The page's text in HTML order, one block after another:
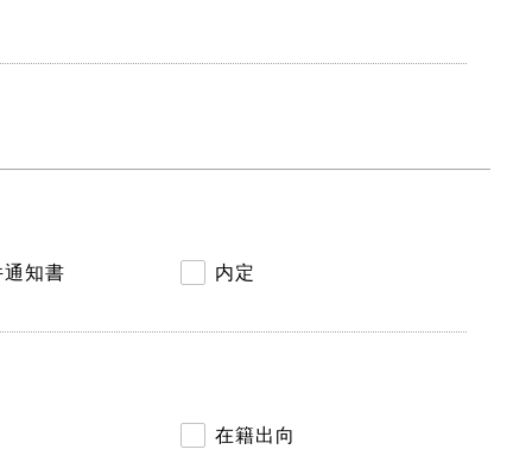
通知書 内定
在籍出向